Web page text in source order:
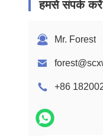
हमसे संपर्क करें
Mr. Forest
+86